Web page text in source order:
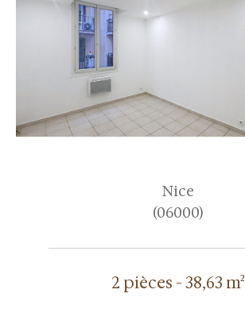
Nice
(06000)
2 pièces - 38,63 m²